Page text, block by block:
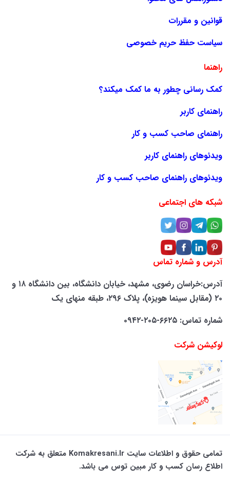
قوانین و مقررات
سیاست حفظ حریم خصوصی
راهنما
کمک رسانی چطور به ما کمک میکند؟
راهنمای کاربر
راهنمای صاحب کسب و کار
ویدئوهای راهنمای کاربر
ویدئوهای راهنمای صاحب کسب و کار
شبکه های اجتماعی
آدرس و شماره تماس
آدرس:خراسان رضوی، مشهد، خیابان دانشگاه، بین دانشگاه ۱۸ و
۲۰ (مقابل سینما هویزه)، پلاک ۲۹۶، طبقه منهای یک
شماره تماس: ۶۶۲۵-۲۰۵-۰۹۴۲
لوکیشن شرکت
تمامی حقوق و اطلاعات سایت Komakresani.ir متعلق به شرکت
اطلاع رسان کسب و کار مبین توس می باشد.